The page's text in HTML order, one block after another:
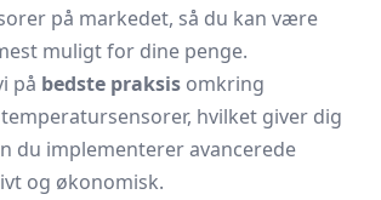
på markedet, så du kan være
muligt for dine penge.
på bedste praksis omkring
hvilket giver dig
du implementerer avancerede
og økonomisk.